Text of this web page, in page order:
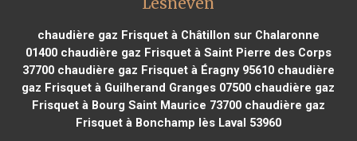
chaudière gaz Frisquet à Châtillon sur Chalaronne
01400chaudière gaz Frisquet à Saint Pierre des Corps
37700chaudière gaz Frisquet à Éragny 95610chaudière
gaz Frisquet à Guilherand Granges 07500 chaudière gaz
Frisquet à Bourg Saint Maurice 73700chaudière gaz
Frisquet à Bonchamp lès Laval 53960